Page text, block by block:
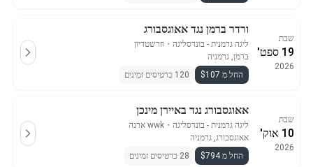
שבת
19 ספט'
2026
ורדר ברמן נגד אאוגסבורג
ליגה גרמנית - בונדסליגה ・ וזרשטדיון
ברמן, גרמניה
החל מ $107
120 כרטיסים זמינים
שבת
10 אוק'
2026
אאוגסבורג נגד באיירן מינכן
ליגה גרמנית - בונדסליגה ・ wwk ארנה
אאוגסבורג, גרמניה
החל מ $794
28 כרטיסים זמינים